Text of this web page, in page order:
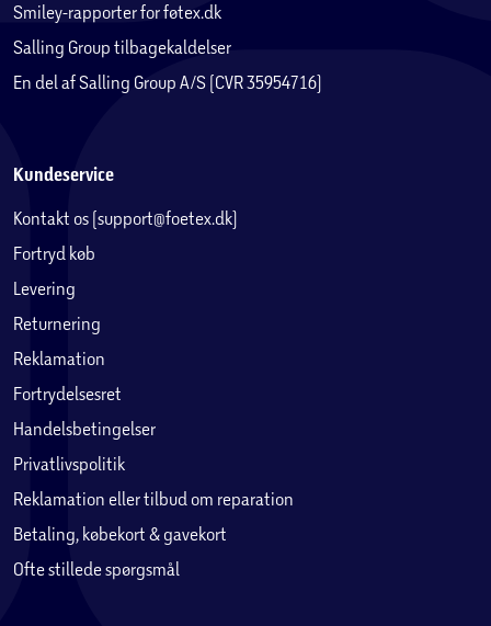
Smiley-rapporter for føtex.dk
Salling Group tilbagekaldelser
En del af Salling Group A/S (CVR 35954716)
Kundeservice
Kontakt os (support@foetex.dk)
Fortryd køb
Levering
Returnering
Reklamation
Fortrydelsesret
Handelsbetingelser
Privatlivspolitik
Reklamation eller tilbud om reparation
Betaling, købekort & gavekort
Ofte stillede spørgsmål